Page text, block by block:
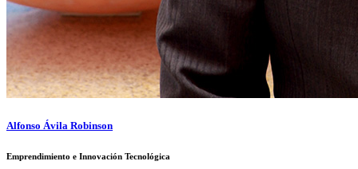
Alfonso Ávila Robinson
Emprendimiento e Innovación Tecnológica